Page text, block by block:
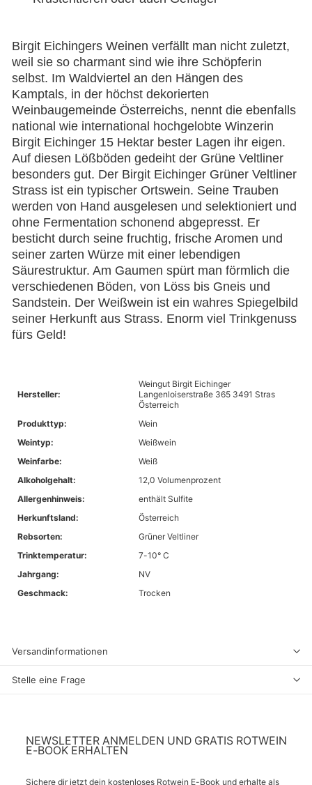
Birgit Eichingers Weinen verfällt man nicht zuletzt,
weil sie so charmant sind wie ihre Schöpferin
selbst. Im Waldviertel an den Hängen des
Kamptals, in der höchst dekorierten
Weinbaugemeinde Österreichs, nennt die ebenfalls
national wie international hochgelobte Winzerin
Birgit Eichinger 15 Hektar bester Lagen ihr eigen.
Auf diesen Lößböden gedeiht der Grüne Veltliner
besonders gut. Der Birgit Eichinger Grüner Veltliner
Strass ist ein typischer Ortswein. Seine Trauben
werden von Hand ausgelesen und selektioniert und
ohne Fermentation schonend abgepresst. Er
besticht durch seine fruchtig, frische Aromen und
seiner zarten Würze mit einer lebendigen
Säurestruktur. Am Gaumen spürt man förmlich die
verschiedenen Böden, von Löss bis Gneis und
Sandstein. Der Weißwein ist ein wahres Spiegelbild
seiner Herkunft aus Strass. Enorm viel Trinkgenuss
fürs Geld!
Hersteller:
Weingut Birgit Eichinger
Langenloiserstraße 365 3491 Stras
Österreich
Produkttyp:
Wein
Weintyp:
Weißwein
Weinfarbe:
Weiß
Alkoholgehalt:
12,0 Volumenprozent
Allergenhinweis:
enthält Sulfite
Herkunftsland:
Österreich
Rebsorten:
Grüner Veltliner
Trinktemperatur:
7-10° C
Jahrgang:
NV
Geschmack:
Trocken
Versandinformationen
Stelle eine Frage
NEWSLETTER ANMELDEN UND GRATIS ROTWEIN
E-BOOK ERHALTEN
Sichere dir jetzt dein kostenloses Rotwein E-Book und erhalte als